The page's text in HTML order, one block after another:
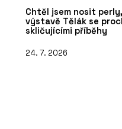
Chtěl jsem nosit
výstavě Tělák se
skličujícími příběhy
24. 7. 2026